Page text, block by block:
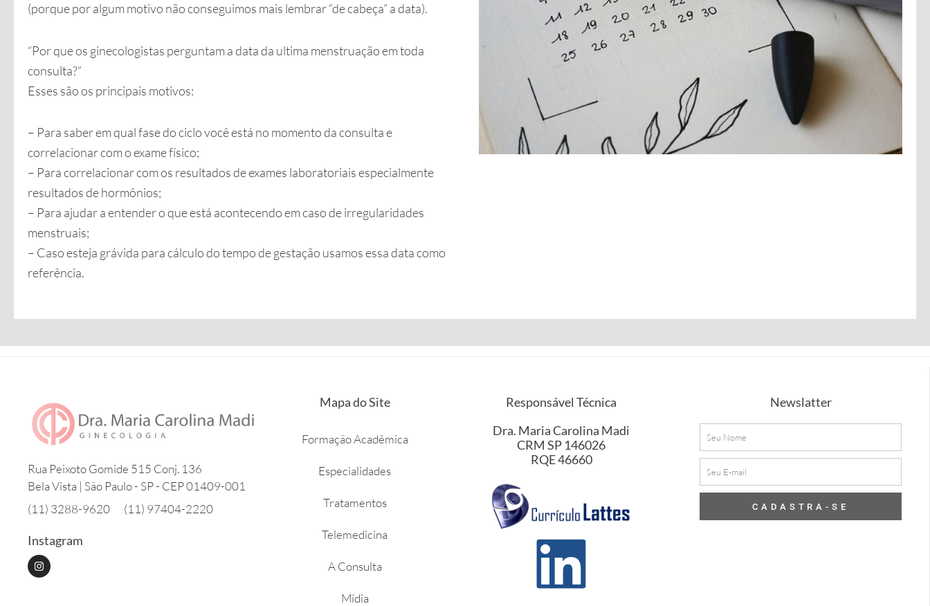
(porque por algum motivo não conseguimos mais lembrar “de cabeça” a data).
“Por que os ginecologistas perguntam a data da ultima menstruação em toda
consulta?”
Esses são os principais motivos:
– Para saber em qual fase do ciclo você está no momento da consulta e
correlacionar com o exame físico;
– Para correlacionar com os resultados de exames laboratoriais especialmente
resultados de hormônios;
– Para ajudar a entender o que está acontecendo em caso de irregularidades
menstruais;
– Caso esteja grávida para cálculo do tempo de gestação usamos essa data como
referência.
Rua Peixoto Gomide 515 Conj. 136
Bela Vista | São Paulo - SP - CEP 01409-001
(11) 3288-9620
(11) 97404-2220
Instagram
I
n
s
Mapa do Site
Formação Acadêmica
Especialidades
Tratamentos
Telemedicina
A Consulta
Mídia
Responsável Técnica
Dra. Maria Carolina Madi
CRM SP 146026
RQE 46660
Newslatter
Nome
E-
mail
CADASTRA-SE